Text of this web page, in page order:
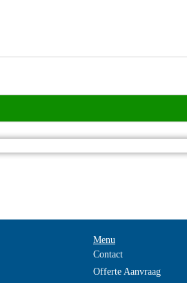
Menu
Contact
Offerte Aanvraag